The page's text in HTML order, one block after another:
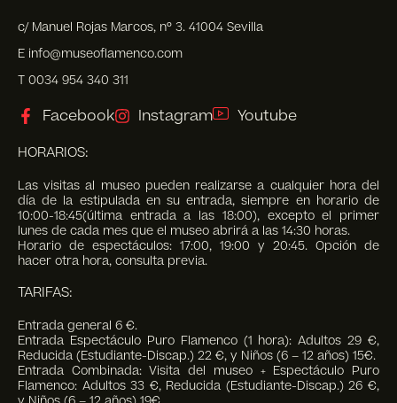
c/ Manuel Rojas Marcos, nº 3. 41004 Sevilla
E info@museoflamenco.com
T 0034 954 340 311
Facebook Instagram Youtube
HORARIOS:
Las visitas al museo pueden realizarse a cualquier hora del
día de la estipulada en su entrada, siempre en horario de
10:00-18:45(última entrada a las 18:00), excepto el primer
lunes de cada mes que el museo abrirá a las 14:30 horas.
Horario de espectáculos: 17:00, 19:00 y 20:45. Opción de
hacer otra hora, consulta previa.
TARIFAS:
Entrada general 6 €.
Entrada Espectáculo Puro Flamenco (1 hora): Adultos 29 €,
Reducida (Estudiante-Discap.) 22 €, y Niños (6 – 12 años) 15€.
Entrada Combinada: Visita del museo + Espectáculo Puro
Flamenco: Adultos 33 €, Reducida (Estudiante-Discap.) 26 €,